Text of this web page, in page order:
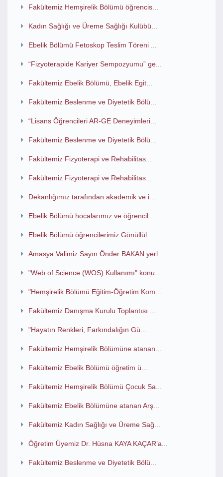
Fakültemiz Hemşirelik Bölümü öğrencis...
Kadın Sağlığı ve Üreme Sağlığı Kulübü...
Ebelik Bölümü Fetoskop Teslim Töreni ...
“Fizyoterapide Kariyer Sempozyumu” ge...
Fakültemiz Ebelik Bölümü, Ebelik Egit...
Fakültemiz Beslenme ve Diyetetik Bölü...
“Lisans Öğrencileri AR-GE Deneyimleri...
Fakültemiz Beslenme ve Diyetetik Bölü...
Fakültemiz Fizyoterapi ve Rehabilitas...
Fakültemiz Fizyoterapi ve Rehabilitas...
Dekanlığımız tarafından akademik ve i...
Ebelik Bölümü hocalarımız ve öğrencil...
Ebelik Bölümü öğrencilerimiz Gönüllül...
Amasya Valimiz Sayın Önder BAKAN yerl...
"Web of Science (WOS) Kullanımı" konu...
"Hemşirelik Bölümü Eğitim-Öğretim Kom...
Fakültemiz Danışma Kurulu Toplantısı ...
"Hayatın Renkleri, Farkındalığın Gü...
Fakültemiz Hemşirelik Bölümüne atanan...
Fakültemiz Ebelik Bölümü öğretim ü...
Fakültemiz Hemşirelik Bölümü Çocuk Sa...
Fakültemiz Ebelik Bölümüne atanan Arş...
Fakültemiz Kadın Sağlığı ve Üreme Sağ...
Öğretim Üyemiz Dr. Hüsna KAYA KAÇAR’a...
Fakültemiz Beslenme ve Diyetetik Bölü...